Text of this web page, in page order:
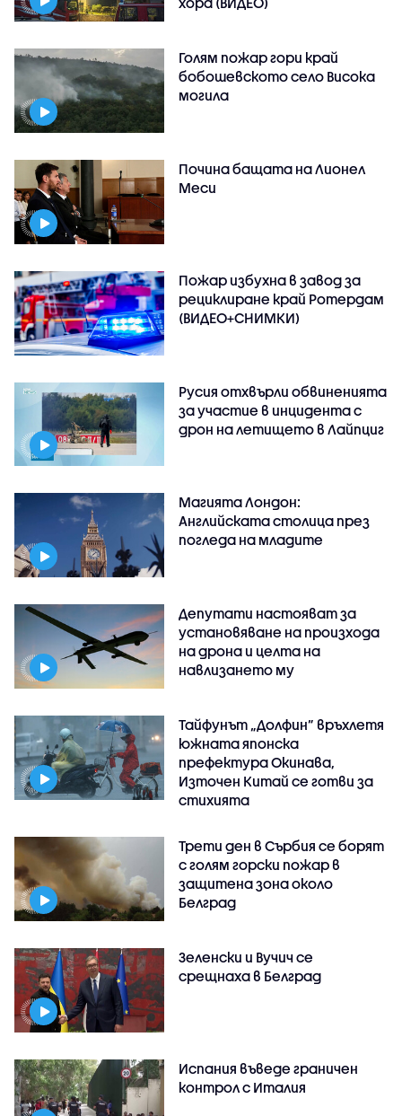
Голям пожар гори край
бобошевското село Висока
могила
Почина бащата на Лионел
Меси
Пожар избухна в завод за
рециклиране край Ротердам
(ВИДЕО+СНИМКИ)
Русия отхвърли обвиненията
за участие в инцидента с
дрон на летището в Лайпциг
Магията Лондон:
Английската столица през
погледа на младите
Депутати настояват за
установяване на произхода
на дрона и целта на
навлизането му
Тайфунът „Долфин” връхлетя
южната японска
префектура Окинава,
Източен Китай се готви за
стихията
Трети ден в Сърбия се борят
с голям горски пожар в
защитена зона около
Белград
Зеленски и Вучич се
срещнаха в Белград
Испания въведе граничен
контрол с Италия